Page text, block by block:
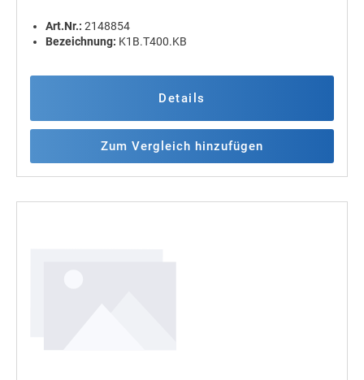
Art.Nr.: 2148854
Bezeichnung: K1B.T400.KB
Details
Zum Vergleich hinzufügen